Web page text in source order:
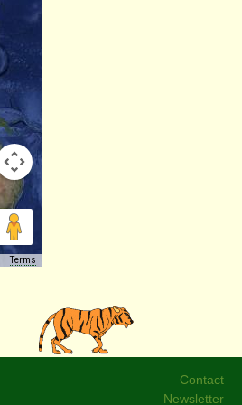
Terms
Contact
Newsletter